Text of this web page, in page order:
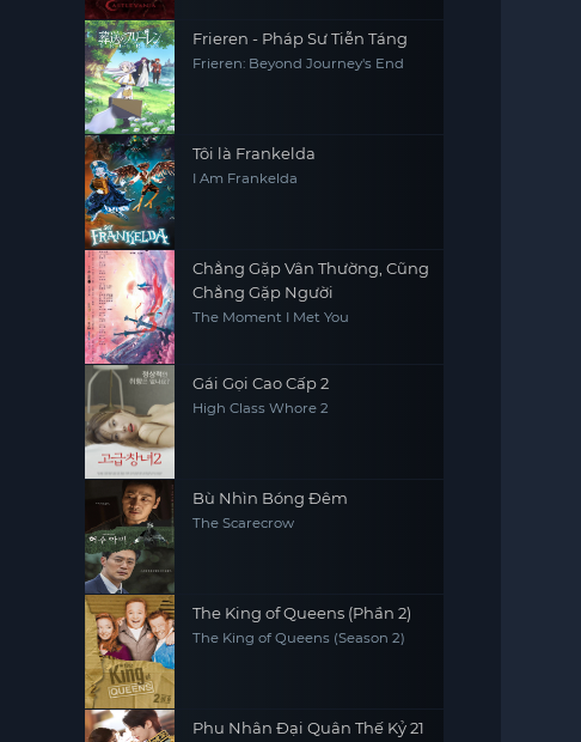
Frieren - Pháp Sư Tiễn Táng
Frieren: Beyond Journey's End
Tôi là Frankelda
I Am Frankelda
Chẳng Gặp Vân Thường, Cũng
Chẳng Gặp Người
The Moment I Met You
Gái Gọi Cao Cấp 2
High Class Whore 2
Bù Nhìn Bóng Đêm
The Scarecrow
The King of Queens (Phần 2)
The King of Queens (Season 2)
Phu Nhân Đại Quân Thế Kỷ 21